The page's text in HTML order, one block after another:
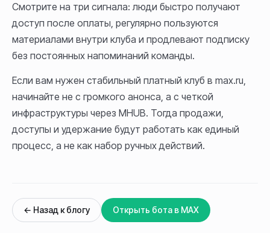
Смотрите на три сигнала: люди быстро получают
доступ после оплаты, регулярно пользуются
материалами внутри клуба и продлевают подписку
без постоянных напоминаний команды.
Если вам нужен стабильный платный клуб в max.ru,
начинайте не с громкого анонса, а с четкой
инфраструктуры через MHUB. Тогда продажи,
доступы и удержание будут работать как единый
процесс, а не как набор ручных действий.
← Назад к блогу Открыть бота в MAX